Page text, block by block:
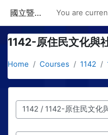
國立暨南國際大學課程資訊網 You are
1142-原住民文化與
Home Courses 1142
Course categories